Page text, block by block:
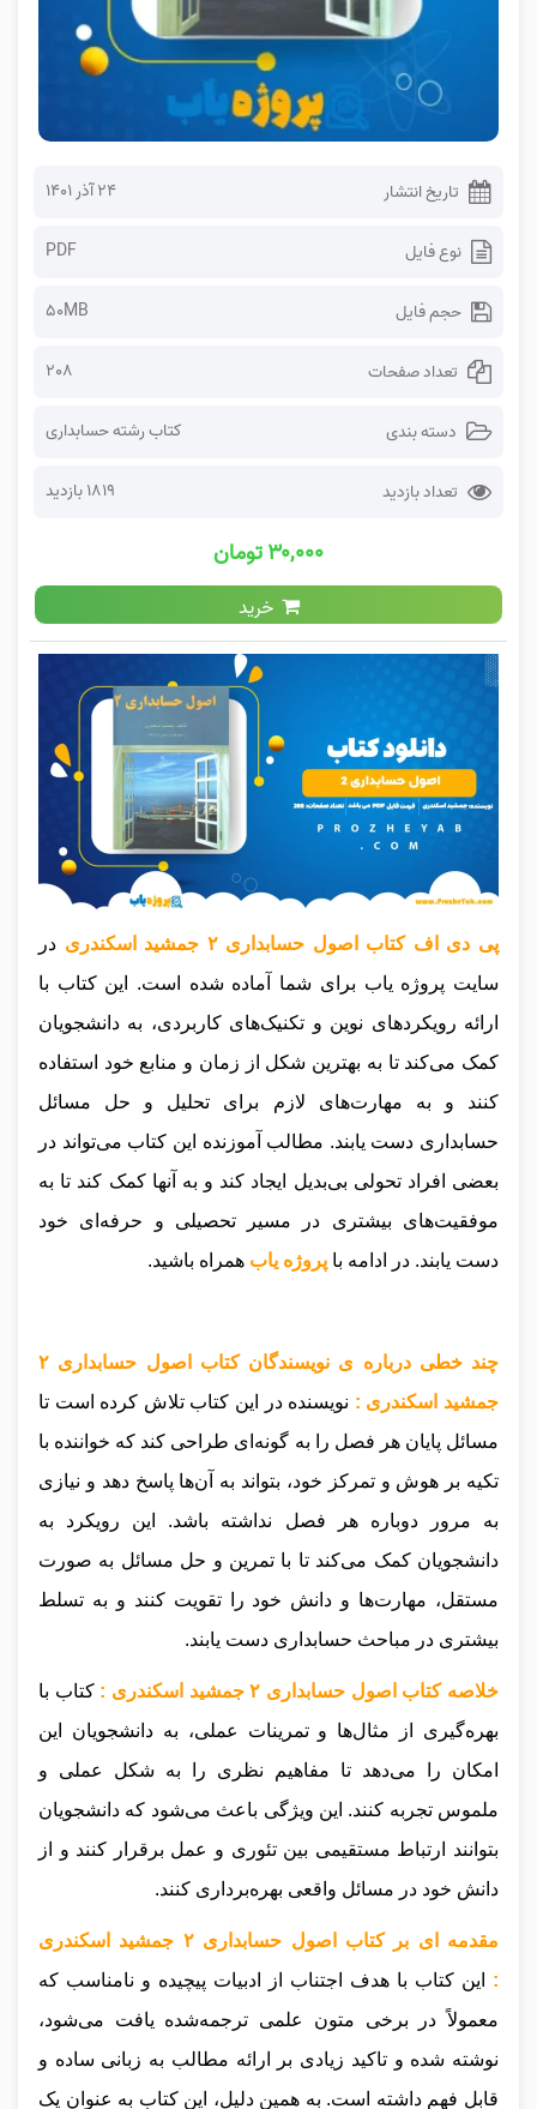
تاریخ انتشار ۲۴ آذر ۱۴۰۱
نوع فایل PDF
حجم فایل 50MB
تعداد صفحات 208
دسته بندی کتاب رشته حسابداری
تعداد بازدید 1819 بازدید
۳۰,۰۰۰ تومان
خرید
پی دی اف کتاب اصول حسابداری ۲ جمشید اسکندری
در
سایت پروژه یاب برای شما آماده شده است. این کتاب با
ارائه رویکردهای نوین و تکنیک‌های کاربردی، به دانشجویان
کمک می‌کند تا به بهترین شکل از زمان و منابع خود استفاده
کنند و به مهارت‌های لازم برای تحلیل و حل مسائل
حسابداری دست یابند. مطالب آموزنده این کتاب می‌تواند در
بعضی افراد تحولی بی‌بدیل ایجاد کند و به آنها کمک کند تا به
موفقیت‌های بیشتری در مسیر تحصیلی و حرفه‌ای خود
دست یابند. در ادامه با پروژه یاب همراه باشید.
چند خطی درباره ی نویسندگان کتاب اصول حسابداری ۲
جمشید اسکندری : نویسنده در این کتاب تلاش کرده است تا
مسائل پایان هر فصل را به گونه‌ای طراحی کند که خواننده با
تکیه بر هوش و تمرکز خود، بتواند به آن‌ها پاسخ دهد و نیازی
به مرور دوباره هر فصل نداشته باشد. این رویکرد به
دانشجویان کمک می‌کند تا با تمرین و حل مسائل به صورت
مستقل، مهارت‌ها و دانش خود را تقویت کنند و به تسلط
بیشتری در مباحث حسابداری دست یابند.
خلاصه کتاب اصول حسابداری ۲ جمشید اسکندری :
کتاب با
بهره‌گیری از مثال‌ها و تمرینات عملی، به دانشجویان این
امکان را می‌دهد تا مفاهیم نظری را به شکل عملی و
ملموس تجربه کنند. این ویژگی باعث می‌شود که دانشجویان
بتوانند ارتباط مستقیمی بین تئوری و عمل برقرار کنند و از
دانش خود در مسائل واقعی بهره‌برداری کنند.
مقدمه ای بر کتاب اصول حسابداری ۲ جمشید اسکندری
: این کتاب با هدف اجتناب از ادبیات پیچیده و نامناسب که
معمولاً در برخی متون علمی ترجمه‌شده یافت می‌شود،
نوشته شده و تاکید زیادی بر ارائه مطالب به زبانی ساده و
قابل فهم داشته است. به همین دلیل، این کتاب به عنوان یک